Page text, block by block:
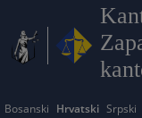
Bosanski Hrvatski Srpski